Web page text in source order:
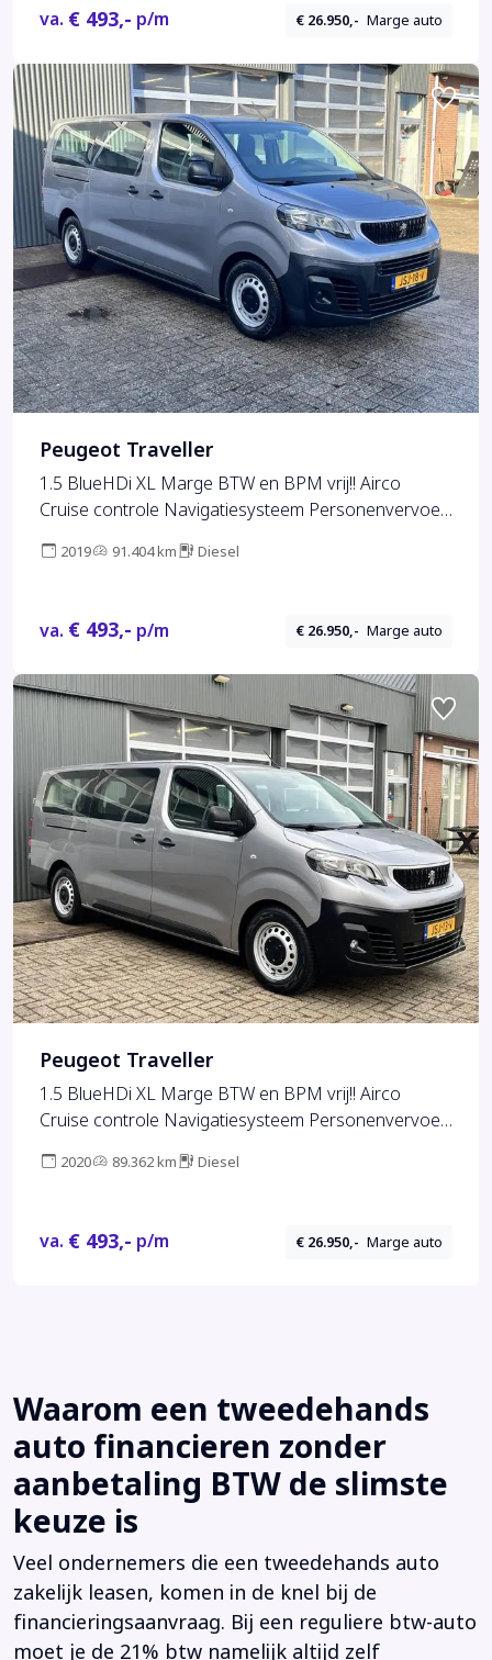
va. € 493,- p/m € 26.950,- Marge auto
Peugeot Traveller
1.5 BlueHDi XL Marge BTW en BPM vrij!! Airco
Cruise controle Navigatiesysteem Personenvervoer
eigenaar Euro 6 Bpm en Btw vrij voor particulier
2019 91.404 km Diesel
va. € 493,- p/m € 26.950,- Marge auto
Peugeot Traveller
1.5 BlueHDi XL Marge BTW en BPM vrij!! Airco
Cruise controle Navigatiesysteem Personenvervoer
eigenaar Euro 6 Bpm en Btw vrij voor particulier
2020 89.362 km Diesel
va. € 493,- p/m € 26.950,- Marge auto
Waarom een tweedehands
auto financieren zonder
aanbetaling BTW de slimste
keuze is
Veel ondernemers die een tweedehands auto
zakelijk leasen, komen in de knel bij de
financieringsaanvraag. Bij een reguliere btw-auto
moet je de 21% btw namelijk altijd zelf